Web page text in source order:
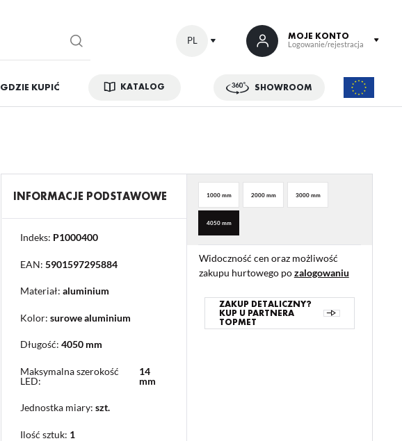
PL MOJE KONTO
Logowanie/rejestracja
GDZIE KUPIĆ KATALOG SHOWROOM
brak konieczności wprowadzania swoich danych przy kolejnych zakupach
INFORMACJE PODSTAWOWE
Indeks: P1000400
EAN: 5901597295884
Materiał: aluminium
Kolor: surowe aluminium
Długość: 4050 mm
Maksymalna szerokość
LED:
14
mm
Jednostka miary: szt.
Ilość sztuk: 1
1000 mm 2000 mm 3000 mm
4050 mm
Widoczność cen oraz możliwość
zakupu hurtowego pozalogowaniu
ZAKUP DETALICZNY?
KUP U PARTNERA
TOPMET